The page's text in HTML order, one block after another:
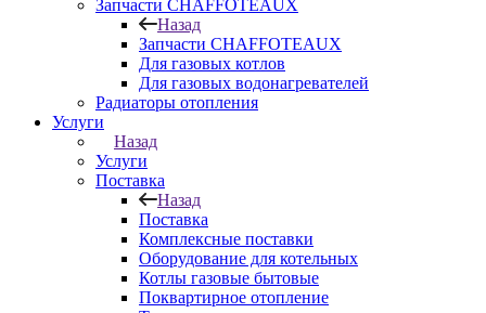
Запчасти CHAFFOTEAUX
Назад
Запчасти CHAFFOTEAUX
Для газовых котлов
Для газовых водонагревателей
Радиаторы отопления
Услуги
Назад
Услуги
Поставка
Назад
Поставка
Комплексные поставки
Оборудование для котельных
Котлы газовые бытовые
Поквартирное отопление